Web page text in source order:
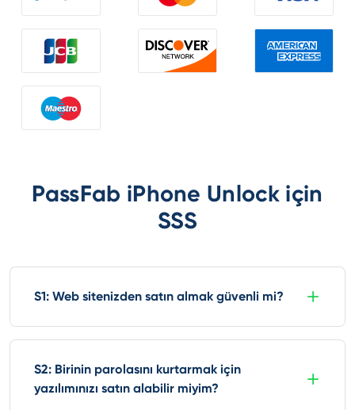
PassFab iPhone Unlock için
SSS
S1: Web sitenizden satın almak güvenli mi?
S2: Birinin parolasını kurtarmak için
yazılımınızı satın alabilir miyim?